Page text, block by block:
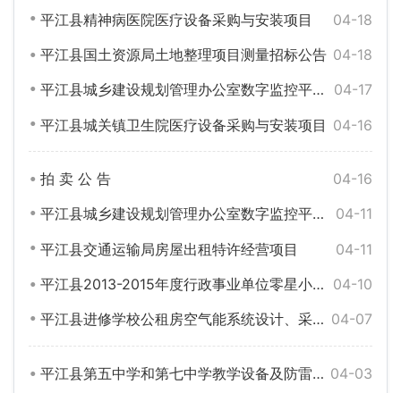
04-18
平江县精神病医院医疗设备采购与安装项目
04-18
平江县国土资源局土地整理项目测量招标公告
04-17
平江县城乡建设规划管理办公室数字监控平台硬件设备采购询价公告
04-16
平江县城关镇卫生院医疗设备采购与安装项目
04-16
拍 卖 公 告
04-11
平江县城乡建设规划管理办公室数字监控平台采购
04-11
平江县交通运输局房屋出租特许经营项目
04-10
平江县2013-2015年度行政事业单位零星小额工程协议施工
04-07
平江县进修学校公租房空气能系统设计、采购与安装项目
04-03
平江县第五中学和第七中学教学设备及防雷设备采购与安装